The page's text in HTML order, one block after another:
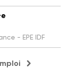
- EPE IDF